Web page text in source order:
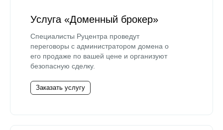
Услуга «Доменный брокер»
Специалисты Руцентра проведут
переговоры с администратором домена о
его продаже по вашей цене и организуют
безопасную сделку.
Заказать услугу